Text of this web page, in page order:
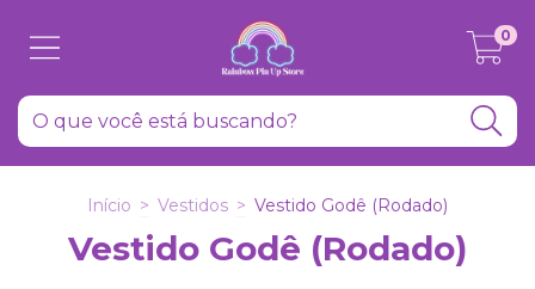
0
Início > Vestidos > Vestido Godê (Rodado)
Vestido Godê (Rodado)